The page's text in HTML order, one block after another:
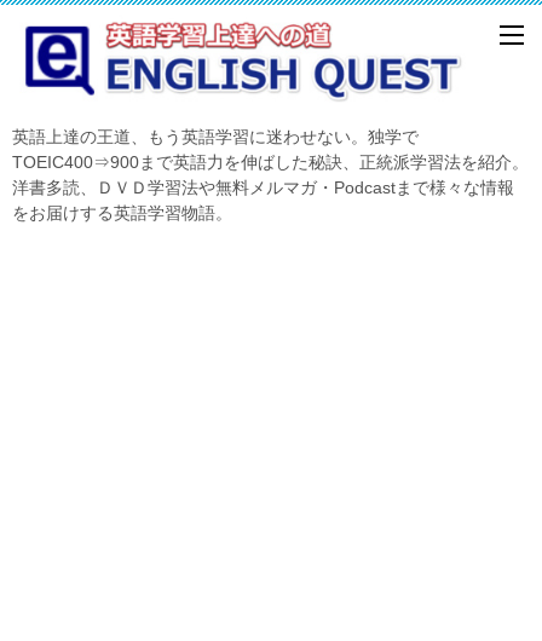
英語上達の王道、もう英語学習に迷わせない。独学で
TOEIC400⇒900まで英語力を伸ばした秘訣、正統派学習法を紹介。
洋書多読、ＤＶＤ学習法や無料メルマガ・Podcastまで様々な情報
をお届けする英語学習物語。